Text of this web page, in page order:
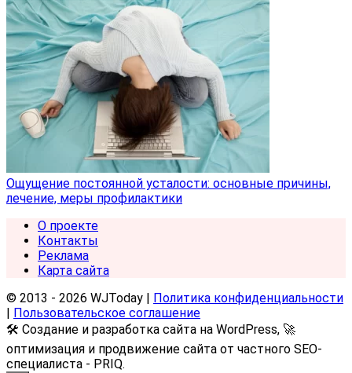
Ощущение постоянной усталости: основные причины,
лечение, меры профилактики
О проекте
Контакты
Реклама
Карта сайта
© 2013 - 2026 WJToday |
Политика конфиденциальности
Пользовательское соглашение
🛠️ Создание и разработка сайта на WordPress, 🚀
оптимизация и продвижение сайта от частного SEO-
специалиста - PRIQ.